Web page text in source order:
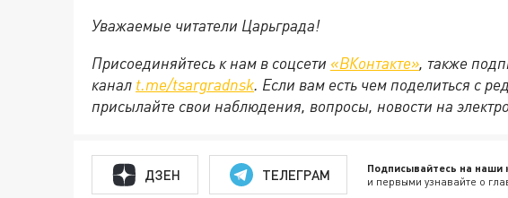
Уважаемые читатели Царьграда!
Присоединяйтесь к нам в соцсети «ВКонтакте», также
канал t.me/tsargradnsk. Если вам есть чем поделиться с
присылайте свои наблюдения, вопросы, новости на
ДЗЕН ТЕЛЕГРАМ Подписывайтесь на наши
и первыми узнавайте о